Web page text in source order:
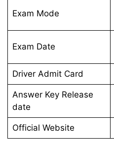
Exam Mode
Exam Date
Driver Admit Card
Answer Key Release
date
Official Website